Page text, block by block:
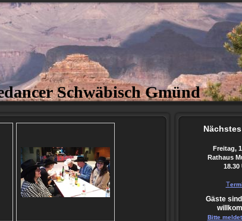
Schwäbisch Gmünd
Nächstes
Freitag,
Rathaus
18.30
T
Gäste
Bitte